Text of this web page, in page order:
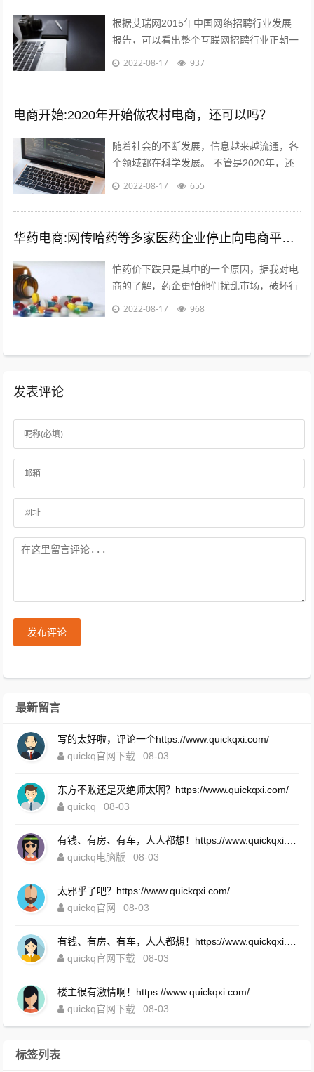
根据艾瑞网2015年中国网络招聘行业发展
报告，可以看出整个互联网招聘行业正朝一
个好的趋势蓬勃发展。而如今，正规的猎头
2022-08-17 937
电商开始:2020年开始做农村电商，还可以吗？
随着社会的不断发展，信息越来越流通，各
个领域都在科学发展。 不管是2020年，还
是以后，电商的收益应该越来好，越有一定
2022-08-17 655
华药电商:网传哈药等多家医药企业停止向电商平台供货，如属实，是怕药价下跌吗？您怎么看？
怕药价下跌只是其中的一个原因，据我对电
商的了解，药企更怕他们扰乱市场，破坏行
业秩序。另外一个是，药品电商导致很多处
2022-08-17 968
发表评论
发布评论
最新留言
写的太好啦，评论一个https://www.quickqxi.com/
quickq官网下载
08-03
东方不败还是灭绝师太啊？https://www.quickqxi.com/
quickq
08-03
quickq电脑版
08-03
太邪乎了吧？https://www.quickqxi.com/
quickq官网
08-03
quickq官网下载
08-03
楼主很有激情啊！https://www.quickqxi.com/
quickq官网下载
08-03
标签列表